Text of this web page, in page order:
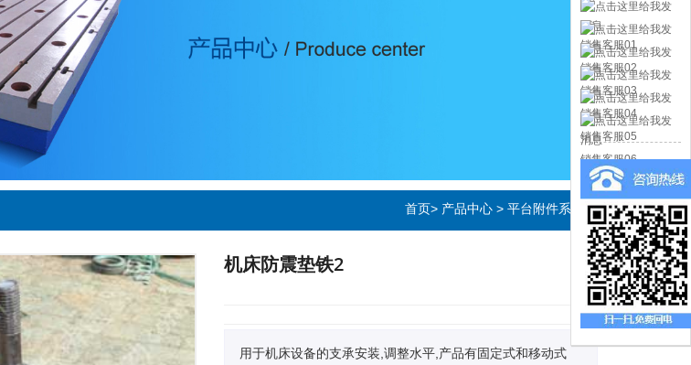
首页> 产品中心 > 平台附件系列
机床防震垫铁2
用于机床设备的支承安装,调整水平,产品有固定式和移动式
销售客服01
销售客服02
销售客服03
销售客服04
销售客服05
销售客服06